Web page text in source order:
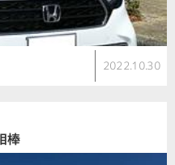
2022.10.30
棒